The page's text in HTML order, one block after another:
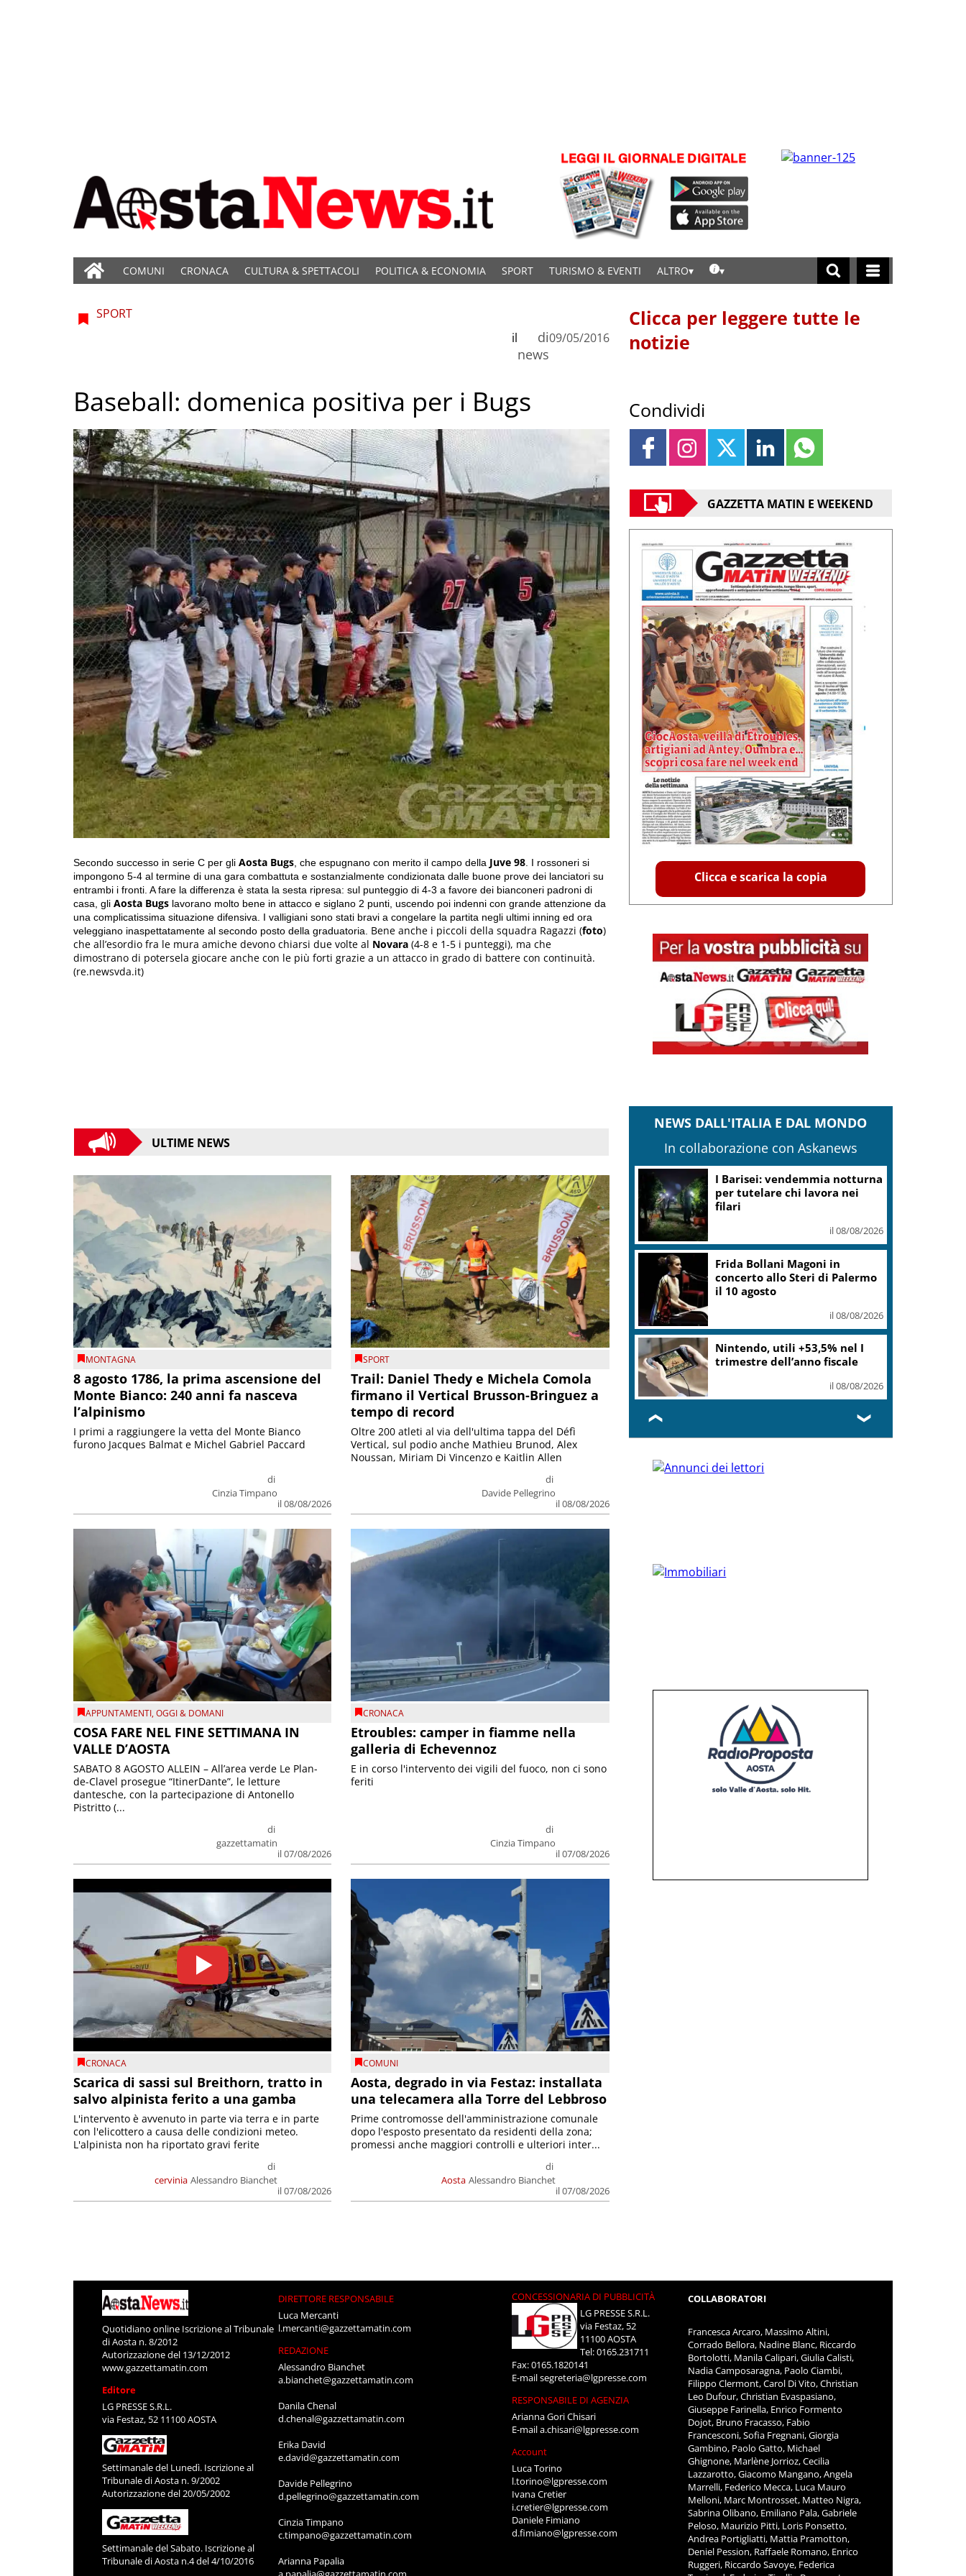
COMUNI CRONACA CULTURA & SPETTACOLI POLITICA & ECONOMIA SPORT TURISMO & EVENTI ALTRO
SPORT
di
news
il 09/05/2016
Baseball: domenica positiva per i Bugs
Secondo successo in serie C per gli Aosta Bugs , che espugnano con merito il campo della Juve 98 . I rossoneri si
impongono 5-4 al termine di una gara combattuta e sostanzialmente condizionata dalle buone prove dei lanciatori su
entrambi i fronti. A fare la differenza è stata la sesta ripresa: sul punteggio di 4-3 a favore dei bianconeri padroni di
casa, gli Aosta Bugs lavorano molto bene in attacco e siglano 2 punti, uscendo poi indenni con grande attenzione da
una complicatissima situazione difensiva. I valligiani sono stati bravi a congelare la partita negli ultimi inning ed ora
veleggiano inaspettatamente al secondo posto della graduatoria. Bene anche i piccoli della squadra Ragazzi (foto)
che all’esordio fra le mura amiche devono chiarsi due volte al Novara (4-8 e 1-5 i punteggi), ma che
dimostrano di potersela giocare anche con le più forti grazie a un attacco in grado di battere con continuità.
(re.newsvda.it)
ULTIME NEWS
MONTAGNA
8 agosto 1786, la prima ascensione del
Monte Bianco: 240 anni fa nasceva
l’alpinismo
di
Cinzia Timpano
il 08/08/2026
I primi a raggiungere la vetta del Monte Bianco
furono Jacques Balmat e Michel Gabriel Paccard
SPORT
Trail: Daniel Thedy e Michela Comola
firmano il Vertical Brusson-Bringuez a
tempo di record
di
Davide Pellegrino
il 08/08/2026
Oltre 200 atleti al via dell'ultima tappa del Défì
Vertical, sul podio anche Mathieu Brunod, Alex
Noussan, Miriam Di Vincenzo e Kaitlin Allen
APPUNTAMENTI,OGGI & DOMANI
COSA FARE NEL FINE SETTIMANA IN
VALLE D’AOSTA
di
gazzettamatin
il 07/08/2026
SABATO 8 AGOSTO ALLEIN – All’area verde Le Plan-
de-Clavel prosegue “ItinerDante”, le letture
dantesche, con la partecipazione di Antonello
Pistritto (...
CRONACA
Etroubles: camper in fiamme nella
galleria di Echevennoz
di
Cinzia Timpano
il 07/08/2026
E in corso l'intervento dei vigili del fuoco, non ci sono
feriti
CRONACA
Scarica di sassi sul Breithorn, tratto in
salvo alpinista ferito a una gamba
cervinia
di
Alessandro Bianchet
il 07/08/2026
L'intervento è avvenuto in parte via terra e in parte
con l'elicottero a causa delle condizioni meteo.
L'alpinista non ha riportato gravi ferite
COMUNI
Aosta, degrado in via Festaz: installata
una telecamera alla Torre del Lebbroso
Aosta
di
Alessandro Bianchet
il 07/08/2026
Prime contromosse dell'amministrazione comunale
dopo l'esposto presentato da residenti della zona;
promessi anche maggiori controlli e ulteriori inter...
Clicca per leggere tutte le
notizie
Condividi
GAZZETTA MATIN E WEEKEND
Clicca e scarica la copia
NEWS DALL'ITALIA E DAL MONDO
In collaborazione con Askanews
I Barisei: vendemmia notturna
per tutelare chi lavora nei
filari
il 08/08/2026
Frida Bollani Magoni in
concerto allo Steri di Palermo
il 10 agosto
il 08/08/2026
Nintendo, utili +53,5% nel I
trimestre dell’anno fiscale
il 08/08/2026
❮ ❯
Quotidiano online Iscrizione al Tribunale
di Aosta n. 8/2012
Autorizzazione del 13/12/2012
www.gazzettamatin.com
Editore
LG PRESSE S.R.L.
via Festaz, 52 11100 AOSTA
Settimanale del Lunedì. Iscrizione al
Tribunale di Aosta n. 9/2002
Autorizzazione del 20/05/2002
Settimanale del Sabato. Iscrizione al
Tribunale di Aosta n.4 del 4/10/2016
DIRETTORE RESPONSABILE
Luca Mercanti
l.mercanti@gazzettamatin.com
REDAZIONE
Alessandro Bianchet
a.bianchet@gazzettamatin.com
Danila Chenal
d.chenal@gazzettamatin.com
Erika David
e.david@gazzettamatin.com
Davide Pellegrino
d.pellegrino@gazzettamatin.com
Cinzia Timpano
c.timpano@gazzettamatin.com
Arianna Papalia
CONCESSIONARIA DI PUBBLICITÀ
LG PRESSE S.R.L.
via Festaz, 52
11100 AOSTA
Tel: 0165.231711
Fax: 0165.1820141
E-mailsegreteria@lgpresse.com
RESPONSABILE DI AGENZIA
Arianna Gori Chisari
E-maila.chisari@lgpresse.com
Account
Luca Torino
l.torino@lgpresse.com
Ivana Cretier
i.cretier@lgpresse.com
Daniele Fimiano
d.fimiano@lgpresse.com
COLLABORATORI
Francesca Arcaro, Massimo Altini,
Corrado Bellora, Nadine Blanc, Riccardo
Bortolotti, Manila Calipari, Giulia Calisti,
Nadia Camposaragna, Paolo Ciambi,
Filippo Clermont, Carol Di Vito, Christian
Leo Dufour, Christian Evaspasiano,
Giuseppe Farinella, Enrico Formento
Dojot, Bruno Fracasso, Fabio
Francesconi, Sofia Fregnani, Giorgia
Gambino, Paolo Gatto, Michael
Ghignone, Marlène Jorrioz, Cecilia
Lazzarotto, Giacomo Mangano, Angela
Marrelli, Federico Mecca, Luca Mauro
Melloni, Marc Montrosset, Matteo Nigra,
Sabrina Olibano, Emiliano Pala, Gabriele
Peloso, Maurizio Pitti, Loris Ponsetto,
Andrea Portigliatti, Mattia Pramotton,
Deniel Pession, Raffaele Romano, Enrico
Ruggeri, Riccardo Savoye, Federica